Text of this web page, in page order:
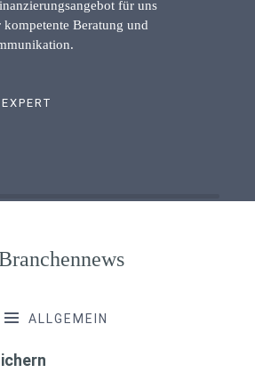
für uns
kompetente Beratung und
ALLGEMEIN